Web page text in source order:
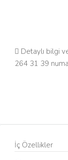
 Detaylı bilgi
264 31 39
İç Özellikler